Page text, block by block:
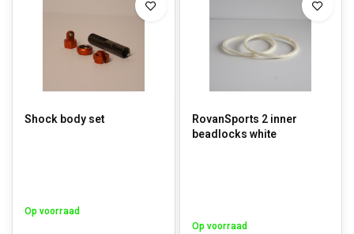
Shock body set
Op voorraad
RovanSports 2 inner
beadlocks white
Op voorraad